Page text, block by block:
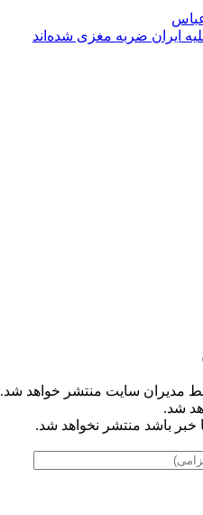
ایران ضربه مغزی شده‌اند
مدیران سایت منتشر خواهد شد.
شد.
خبر باشد منتشر نخواهد شد.